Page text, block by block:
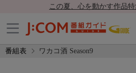
この夏、心を動かす作品
番組表 ワカコ酒 Season9